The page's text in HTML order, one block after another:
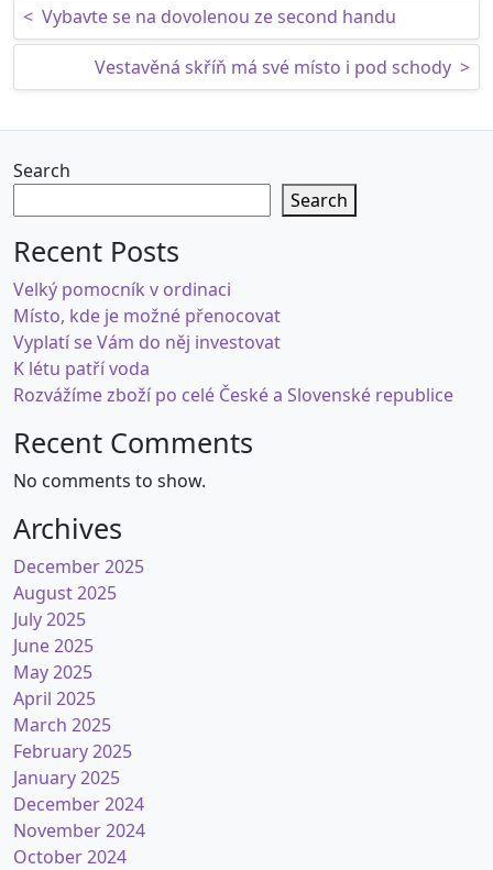
Post navigation
< Vybavte se na dovolenou ze second handu
Vestavěná skříň má své místo i pod schody >
Search
Search
Recent Posts
Velký pomocník v ordinaci
Místo, kde je možné přenocovat
Vyplatí se Vám do něj investovat
K létu patří voda
Rozvážíme zboží po celé České a Slovenské republice
Recent Comments
No comments to show.
Archives
December 2025
August 2025
July 2025
June 2025
May 2025
April 2025
March 2025
February 2025
January 2025
December 2024
November 2024
October 2024